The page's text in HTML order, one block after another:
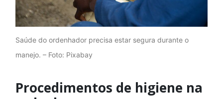
Saúde do ordenhador precisa estar segura durante o
manejo. – Foto: Pixabay
Procedimentos de higiene na